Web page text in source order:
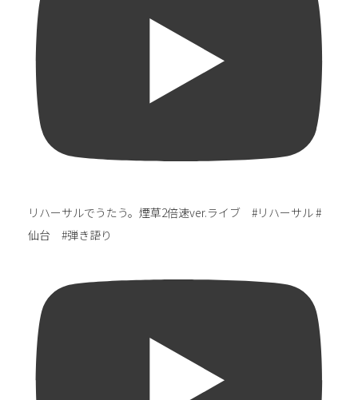
リハーサルでうたう。煙草2倍速ver.ライブ #リハーサル #
仙台 #弾き語り